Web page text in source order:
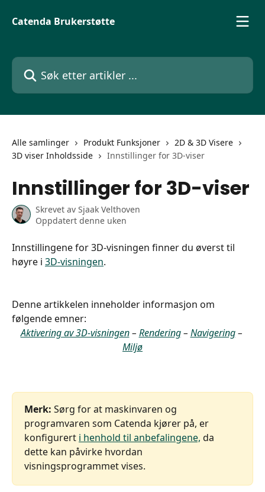
Catenda Brukerstøtte
Søk etter artikler ...
Alle samlinger Produkt Funksjoner
2D & 3D Visere
3D viser Inholdsside
Innstillinger for 3D-viser
Innstillinger for 3D-viser
Skrevet av Sjaak Velthoven
Oppdatert denne uken
Innstillingene for 3D-visningen finner du øverst til
høyre i 3D-visningen.
Denne artikkelen inneholder informasjon om
følgende emner:
Aktivering av 3D-visningen – Rendering – Navigering –
Miljø
Merk: Sørg for at maskinvaren og
programvaren som Catenda kjører på, er
konfigurert i henhold til anbefalingene, da
dette kan påvirke hvordan
visningsprogrammet vises.